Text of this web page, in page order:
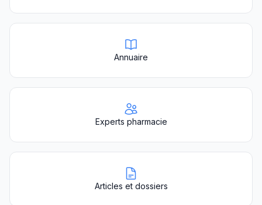
Annuaire
Experts pharmacie
Articles et dossiers